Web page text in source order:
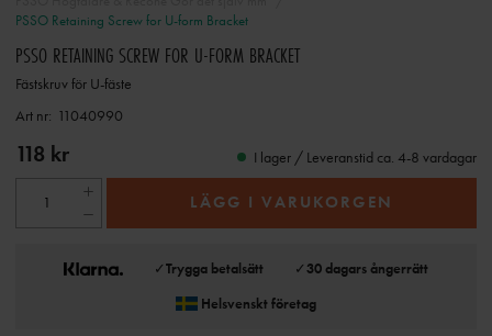
PSSO Retaining Screw for U-form Bracket
PSSO RETAINING SCREW FOR U-FORM BRACKET
Fästskruv för U-fäste
Art nr: 11040990
118 kr I lager / Leveranstid ca. 4-8 vardagar
LÄGG I VARUKORGEN
✓Trygga betalsätt ✓30 dagars ångerrätt
Helsvenskt företag